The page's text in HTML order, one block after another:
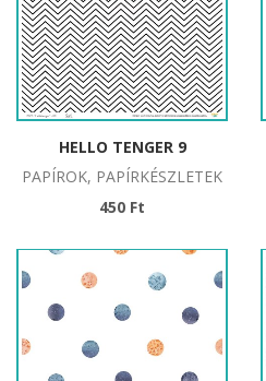
HELLO TENGER 9
PAPÍROK, PAPÍRKÉSZLETEK
450 Ft